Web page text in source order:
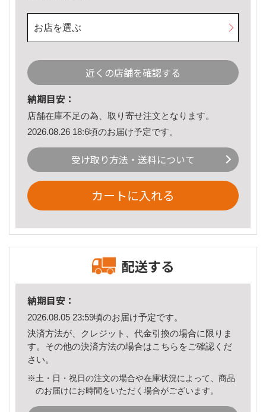
お店を選ぶ
近くの店舗を確認する
納期目安：
店舗在庫不足の為、取り寄せ注文となります。
2026.08.26 18:6頃のお届け予定です。
受け取り方法・送料について
カートに入れる
配送する
納期目安：
2026.08.05 23:59頃のお届け予定です。
決済方法が、クレジット、代金引換の場合に限りま
す。その他の決済方法の場合はこちら をご確認くだ
さい。
※土・日・祝日の注文の場合や在庫状況によって、商品
のお届けにお時間をいただく場合がございます。